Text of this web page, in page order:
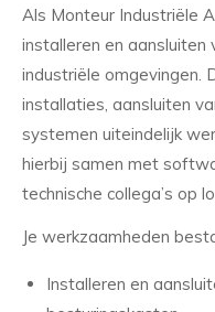
Als Monteur Industriële
installeren en aansluiten
industriële omgevingen.
installaties, aansluiten
systemen uiteindelijk
hierbij samen met
technische collega’s op
Je werkzaamheden
Installeren en